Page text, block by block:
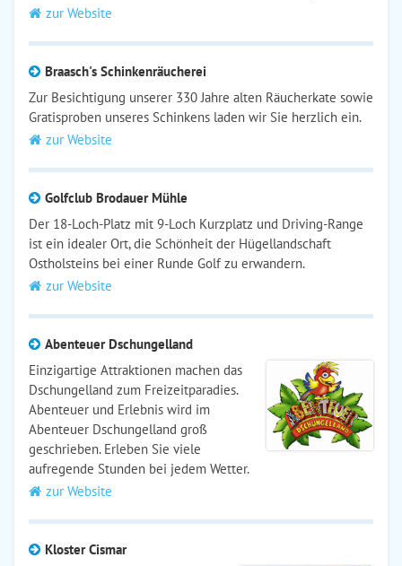
zur Website
Braasch's Schinkenräucherei
Zur Besichtigung unserer 330 Jahre alten Räucherkate sowie
Gratisproben unseres Schinkens laden wir Sie herzlich ein.
zur Website
Golfclub Brodauer Mühle
Der 18-Loch-Platz mit 9-Loch Kurzplatz und Driving-Range
ist ein idealer Ort, die Schönheit der Hügellandschaft
Ostholsteins bei einer Runde Golf zu erwandern.
zur Website
Abenteuer Dschungelland
Einzigartige Attraktionen machen das
Dschungelland zum Freizeitparadies.
Abenteuer und Erlebnis wird im
Abenteuer Dschungelland groß
geschrieben. Erleben Sie viele
aufregende Stunden bei jedem Wetter.
zur Website
Kloster Cismar